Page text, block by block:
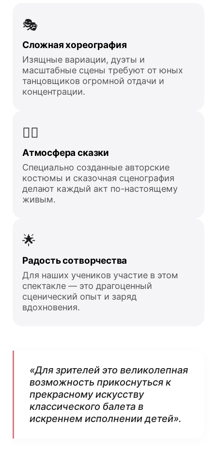
🎭
Сложная хореография
Изящные вариации, дуэты и
масштабные сцены требуют от юных
танцовщиков огромной отдачи и
концентрации.
🧚‍♀️
Атмосфера сказки
Специально созданные авторские
костюмы и сказочная сценография
делают каждый акт по-настоящему
живым.
🌟
Радость сотворчества
Для наших учеников участие в этом
спектакле — это драгоценный
сценический опыт и заряд
вдохновения.
«Для зрителей это великолепная
возможность прикоснуться к
прекрасному искусству
классического балета в
искреннем исполнении детей».